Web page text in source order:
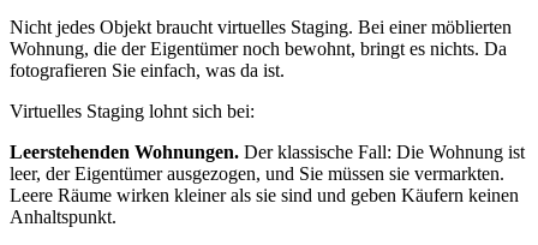
Nicht jedes Objekt braucht virtuelles Staging. Bei einer möblierten
Wohnung, die der Eigentümer noch bewohnt, bringt es nichts. Da
fotografieren Sie einfach, was da ist.
Virtuelles Staging lohnt sich bei:
Leerstehenden Wohnungen. Der klassische Fall: Die Wohnung ist
leer, der Eigentümer ausgezogen, und Sie müssen sie vermarkten.
Leere Räume wirken kleiner als sie sind und geben Käufern keinen
Anhaltspunkt.